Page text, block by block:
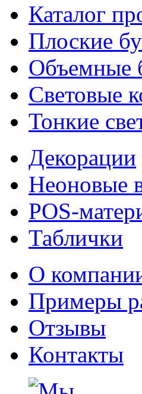
Каталог
Плоские
Объемные
Световые
Тонкие
Декорации
Неоновые
POS-
Таблички
О
Примеры
Отзывы
Контакты